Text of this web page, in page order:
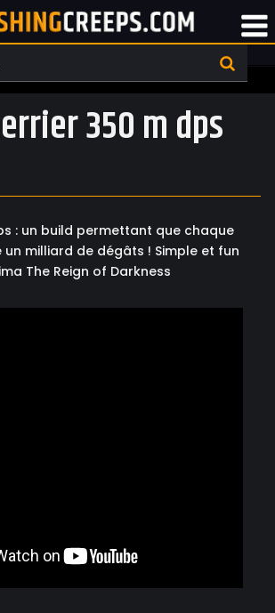
350 m dps
: un build permettant que chaque
milliard de dégâts ! Simple et fun
The Reign of Darkness